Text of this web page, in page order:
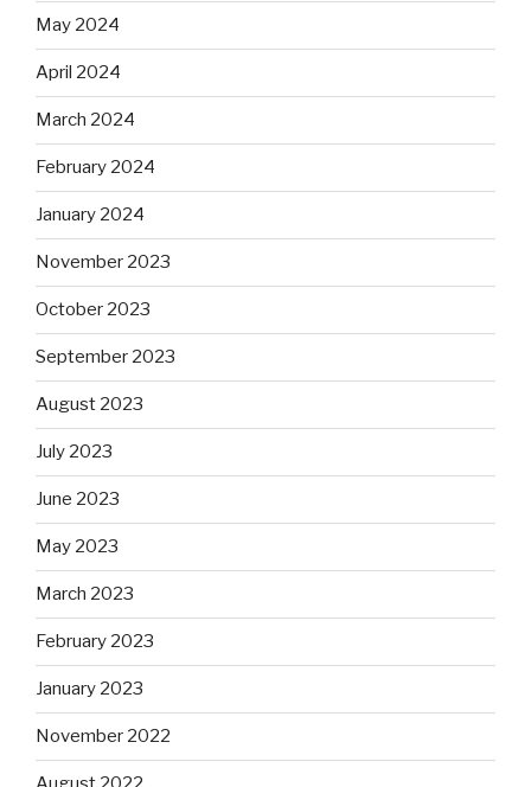
May 2024
April 2024
March 2024
February 2024
January 2024
November 2023
October 2023
September 2023
August 2023
July 2023
June 2023
May 2023
March 2023
February 2023
January 2023
November 2022